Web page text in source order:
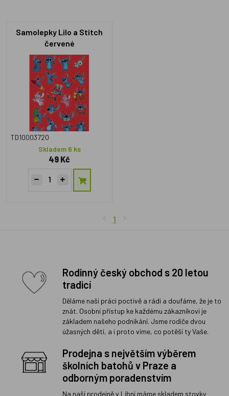
Samolepky Lilo a Stitch
červené
TD10003720
Skladem 6 ks
49 Kč
1
Rodinný český obchod s 20 letou
tradicí
Děláme naši práci poctivě a rádi a doufáme, že je to
znát. Osobní přístup ke každému zákazníkovi je
základem našeho podnikání. Jsme rodiče dvou
úžasných dětí, a i proto víme, co potěší ty Vaše.
Prodejna s největším výběrem
školních batohů v Praze a
odborným poradenstvím
Na naší prodejně v Libni máme skladem stovky